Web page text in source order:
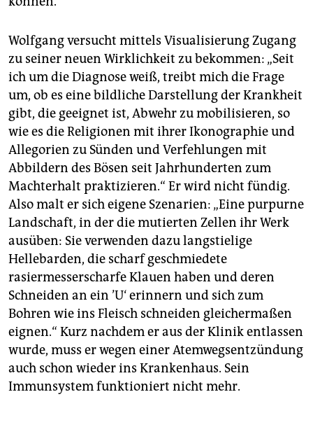
Wolfgang versucht mittels Visualisierung Zugang
zu seiner neuen Wirklichkeit zu bekommen: „Seit
ich um die Diagnose weiß, treibt mich die Frage
um, ob es eine bildliche Darstellung der Krankheit
gibt, die geeignet ist, Abwehr zu mobilisieren, so
wie es die Religionen mit ihrer Ikonographie und
Allegorien zu Sünden und Verfehlungen mit
Abbildern des Bösen seit Jahrhunderten zum
Machterhalt praktizieren.“ Er wird nicht fündig.
Also malt er sich eigene Szenarien: „Eine purpurne
Landschaft, in der die mutierten Zellen ihr Werk
ausüben: Sie verwenden dazu langstielige
Hellebarden, die scharf geschmiedete
rasiermesserscharfe Klauen haben und deren
Schneiden an ein ’U‘ erinnern und sich zum
Bohren wie ins Fleisch schneiden gleichermaßen
eignen.“ Kurz nachdem er aus der Klinik entlassen
wurde, muss er wegen einer Atemwegsentzündung
auch schon wieder ins Krankenhaus. Sein
Immunsystem funktioniert nicht mehr.